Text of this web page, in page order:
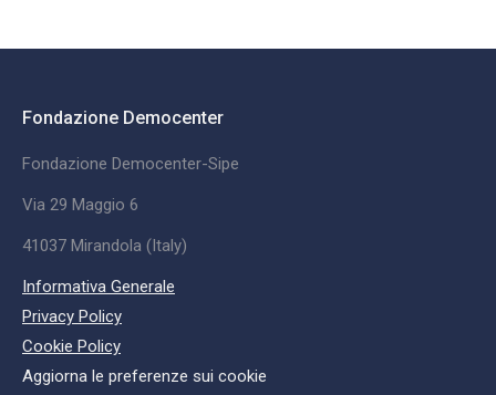
Fondazione Democenter
Fondazione Democenter-Sipe
Via 29 Maggio 6
41037 Mirandola (Italy)
Informativa Generale
Privacy Policy
Cookie Policy
Aggiorna le preferenze sui cookie